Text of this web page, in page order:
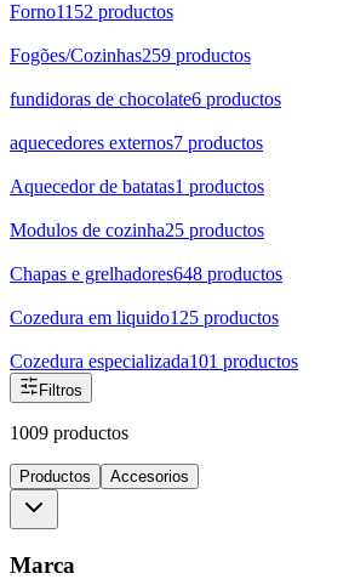
Forno1152 productos
Fogões/Cozinhas259 productos
fundidoras de chocolate6 productos
aquecedores externos7 productos
Aquecedor de batatas1 productos
Modulos de cozinha25 productos
Chapas e grelhadores648 productos
Cozedura em liquido125 productos
Cozedura especializada101 productos
Filtros
1009 productos
Productos Accesorios
Marca